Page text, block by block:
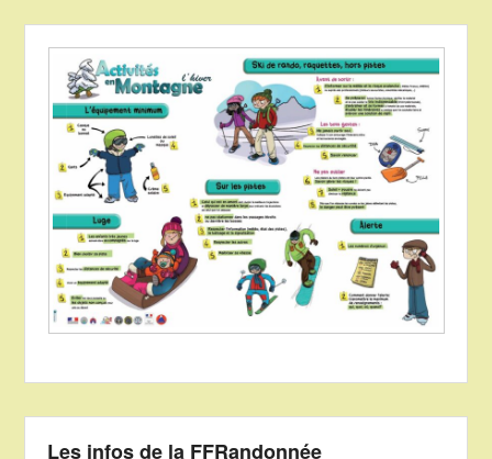
Les infos de la FFRandonnée